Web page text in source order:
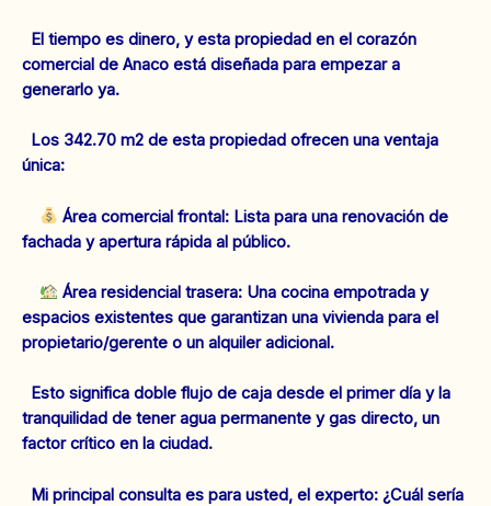
El tiempo es dinero, y esta propiedad en el corazón
comercial de Anaco está diseñada para empezar a
generarlo ya.
Los 342.70 m2 de esta propiedad ofrecen una ventaja
única:
Área comercial frontal: Lista para una renovación de
fachada y apertura rápida al público.
Área residencial trasera: Una cocina empotrada y
espacios existentes que garantizan una vivienda para el
propietario/gerente o un alquiler adicional.
Esto significa doble flujo de caja desde el primer día y la
tranquilidad de tener agua permanente y gas directo, un
factor crítico en la ciudad.
Mi principal consulta es para usted, el experto: ¿Cuál sería